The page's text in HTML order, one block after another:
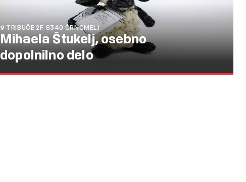
TRIBUČE 2F, 8340 ČRNOMELJ
Mihaela Štukelj, osebno
dopolnilno delo